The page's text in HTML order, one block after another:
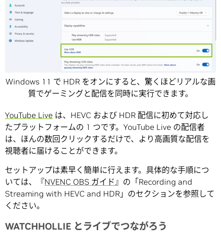
Windows 11 で HDR をオンにすると、驚くほどリアルな画
質でゲーミングと配信を同時に実行できます。
YouTube Live は、HEVC および HDR 配信に初めて対応し
たプラットフォームの 1 つです。YouTube Live の配信者
は、ほんの数回クリックするだけで、より高画質な配信を
視聴者に届けることができます。
セットアップは素早く簡単に行えます。具体的な手順につ
いては、『NVENC OBS ガイド』の「Recording and
Streaming with HEVC and HDR」のセクションを参照して
ください。
WATCHHOLLIE とライブでつながろう